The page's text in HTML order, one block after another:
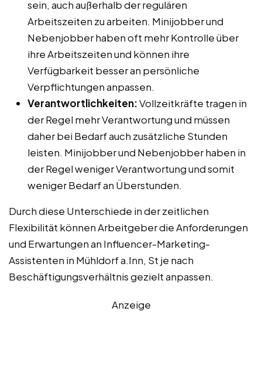
sein, auch außerhalb der regulären
Arbeitszeiten zu arbeiten. Minijobber und
Nebenjobber haben oft mehr Kontrolle über
ihre Arbeitszeiten und können ihre
Verfügbarkeit besser an persönliche
Verpflichtungen anpassen.
Verantwortlichkeiten:Vollzeitkräfte tragen in
der Regel mehr Verantwortung und müssen
daher bei Bedarf auch zusätzliche Stunden
leisten. Minijobber und Nebenjobber haben in
der Regel weniger Verantwortung und somit
weniger Bedarf an Überstunden.
Durch diese Unterschiede in der zeitlichen
Flexibilität können Arbeitgeber die Anforderungen
und Erwartungen an Influencer-Marketing-
Assistenten in Mühldorf a.Inn, St je nach
Beschäftigungsverhältnis gezielt anpassen.
Anzeige